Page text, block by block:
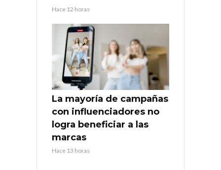
Hace 12 horas
La mayoría de campañas
con influenciadores no
logra beneficiar a las
marcas
Hace 13 horas